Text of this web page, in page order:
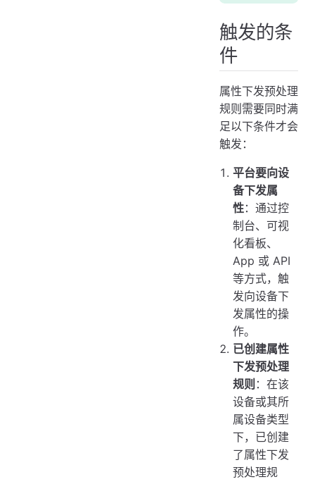
触发的条
件
属性下发预处理
规则需要同时满
足以下条件才会
触发：
平台要向设
备下发属
性：通过控
制台、可视
化看板、
App 或 API
等方式，触
发向设备下
发属性的操
作。
已创建属性
下发预处理
规则 ：在该
设备或其所
属设备类型
下，已创建
了属性下发
预处理规